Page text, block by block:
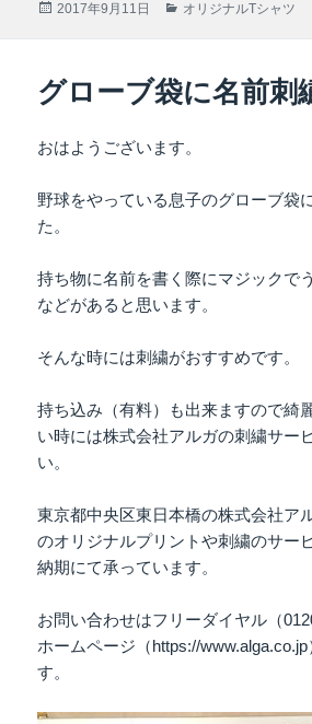
投
2017年9月11日
カ
ー
オリジナルTシャツ
グローブ袋に名前刺
おはようございます。
野球をやっている息子のグローブ袋
た。
持ち物に名前を書く際にマジックで
などがあると思います。
そんな時には刺繍がおすすめです。
持ち込み（有料）も出来ますので綺
い時には株式会社アルガの刺繍サー
い。
東京都中央区東日本橋の株式会社ア
のオリジナルプリントや刺繍のサー
納期にて承っています。
お問い合わせはフリーダイヤル（
ホームページ（https://
す。